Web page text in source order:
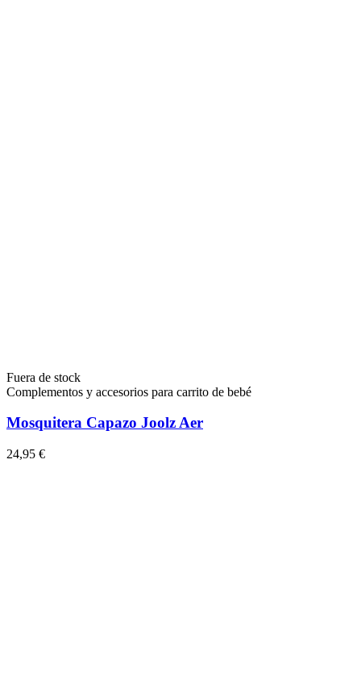
Fuera de stock
Complementos y accesorios para carrito de bebé
Mosquitera Capazo Joolz Aer
24,95 €